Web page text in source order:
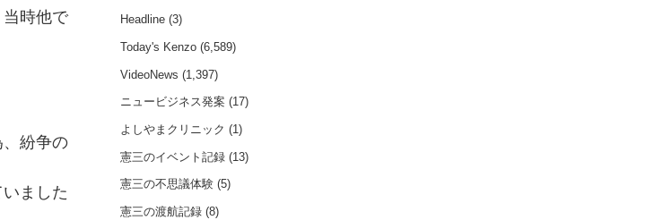
時他で
紛争の
ました
Headline(3)
Today's Kenzo(6,589)
VideoNews (1,397)
ニュービジネス発案 (17)
よしやまクリニック (1)
憲三のイベント記録(13)
憲三の不思議体験(5)
憲三の渡航記録(8)